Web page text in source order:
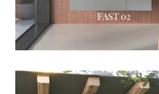
FAST 02